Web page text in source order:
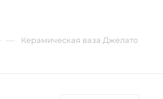
— Керамическая ваза Джелато